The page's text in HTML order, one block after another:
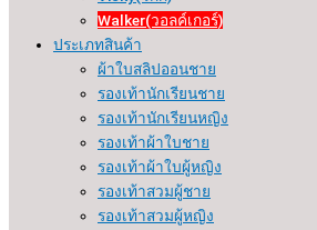
Walker(วอลค์เกอร์)
ประเภทสินค้า
ผ้าใบสลิปออนชาย
รองเท้านักเรียนชาย
รองเท้านักเรียนหญิง
รองเท้าผ้าใบชาย
รองเท้าผ้าใบผู้หญิง
รองเท้าสวมผู้ชาย
รองเท้าสวมผู้หญิง